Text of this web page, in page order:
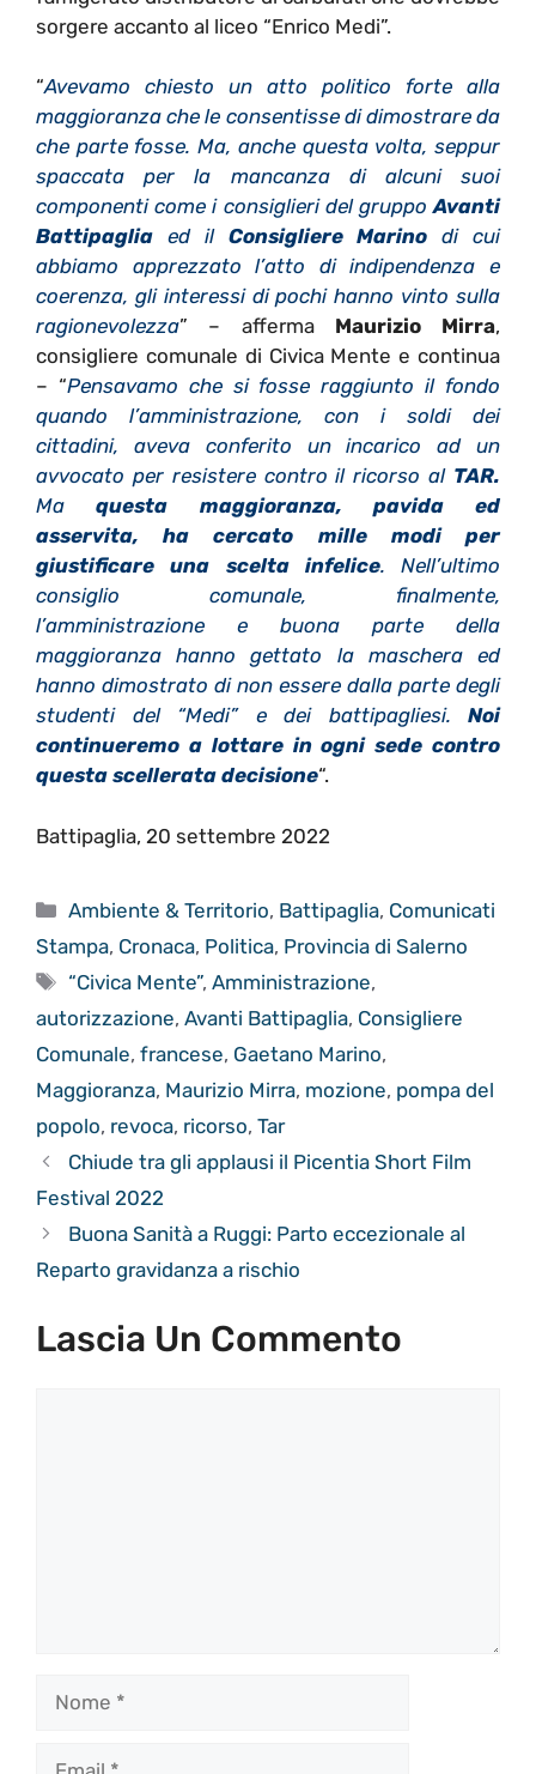
sorgere accanto al liceo “Enrico Medi”.
“Avevamo chiesto un atto politico forte alla
maggioranza che le consentisse di dimostrare da
che parte fosse. Ma, anche questa volta, seppur
spaccata per la mancanza di alcuni suoi
componenti come i consiglieri del gruppoAvanti
Battipaglia ed il Consigliere Marino di cui
abbiamo apprezzato l’atto di indipendenza e
coerenza, gli interessi di pochi hanno vinto sulla
ragionevolezza” – afferma Maurizio Mirra,
consigliere comunale di Civica Mente e continua
– “Pensavamo che si fosse raggiunto il fondo
quando l’amministrazione, con i soldi dei
cittadini, aveva conferito un incarico ad un
avvocato per resistere contro il ricorso al TAR.
Maquesta maggioranza, pavida ed
asservita, ha cercato mille modi per
giustificare una scelta infelice. Nell’ultimo
consiglio comunale, finalmente,
l’amministrazione e buona parte della
maggioranza hanno gettato la maschera ed
hanno dimostrato di non essere dalla parte degli
studenti del “Medi” e dei battipagliesi. Noi
continueremo a lottare in ogni sede contro
questa scellerata decisione“.
Battipaglia, 20 settembre 2022
Categorie
Ambiente & Territorio, Battipaglia, Comunicati
Stampa, Cronaca, Politica, Provincia di Salerno
Tag
“Civica Mente”,Amministrazione,
autorizzazione, Avanti Battipaglia, Consigliere
Comunale, francese, Gaetano Marino,
Maggioranza, Maurizio Mirra, mozione, pompa del
popolo, revoca, ricorso, Tar
Chiude tra gli applausi il Picentia Short Film
Festival 2022
Buona Sanità a Ruggi: Parto eccezionale al
Reparto gravidanza a rischio
Lascia Un Commento